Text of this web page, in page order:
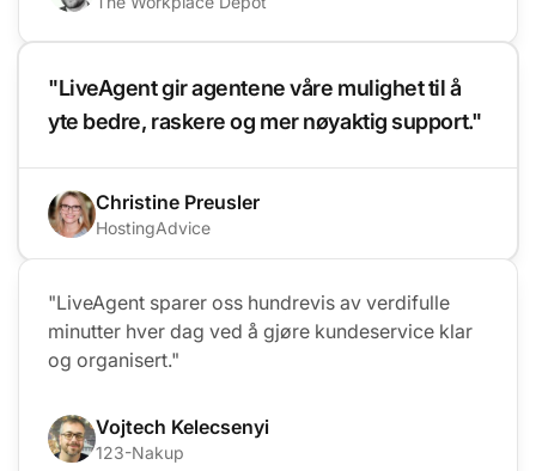
"LiveAgent gir agentene våre mulighet til å
yte bedre, raskere og mer nøyaktig support."
Christine Preusler
HostingAdvice
"LiveAgent sparer oss hundrevis av verdifulle
minutter hver dag ved å gjøre kundeservice klar
og organisert."
Vojtech Kelecsenyi
123-Nakup